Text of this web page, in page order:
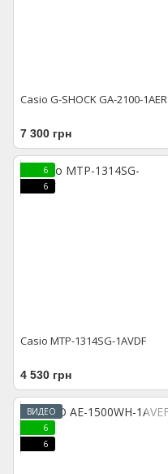
Casio G-SHOCK GA-2100-1AER
7 300 грн
6
6
Casio MTP-1314SG-1AVDF
4 530 грн
ВИДЕО
6
6